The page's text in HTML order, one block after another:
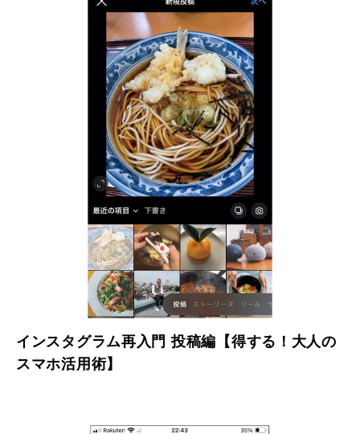
インスタグラム再入門 投稿編【得する！大人の
スマホ活用術】